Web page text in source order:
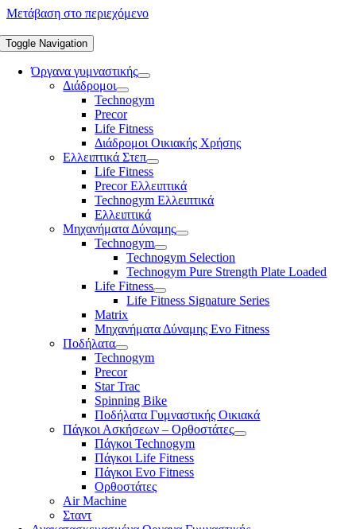
Μετάβαση στο περιεχόμενο
Toggle Navigation
Όργανα γυμναστικής
Διάδρομοι
Technogym
Precor
Life Fitness
Διάδρομοι Οικιακής Χρήσης
Ελλειπτικά Στεπ
Life Fitness
Precor Ελλειπτικά
Technogym Ελλειπτικά
Ελλειπτικά
Μηχανήματα Δύναμης
Technogym
Technogym Selection
Technogym Pure Strength Plate Loaded
Life Fitness
Life Fitness Signature Series
Matrix
Μηχανήματα Δύναμης Evo Fitness
Ποδήλατα
Technogym
Precor
Star Trac
Spinning Bike
Ποδήλατα Γυμναστικής Οικιακά
Πάγκοι Ασκήσεων – Ορθοστάτες
Πάγκοι Technogym
Πάγκοι Life Fitness
Πάγκοι Evo Fitness
Ορθοστάτες
Air Machine
Σταντ